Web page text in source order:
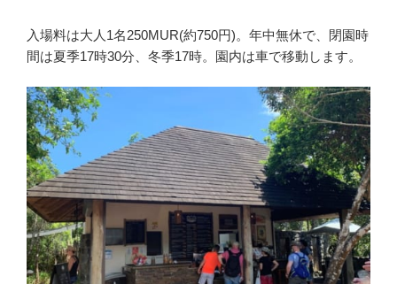
入場料は大人1名250MUR(約750円)。年中無休で、閉園時
間は夏季17時30分、冬季17時。園内は車で移動します。